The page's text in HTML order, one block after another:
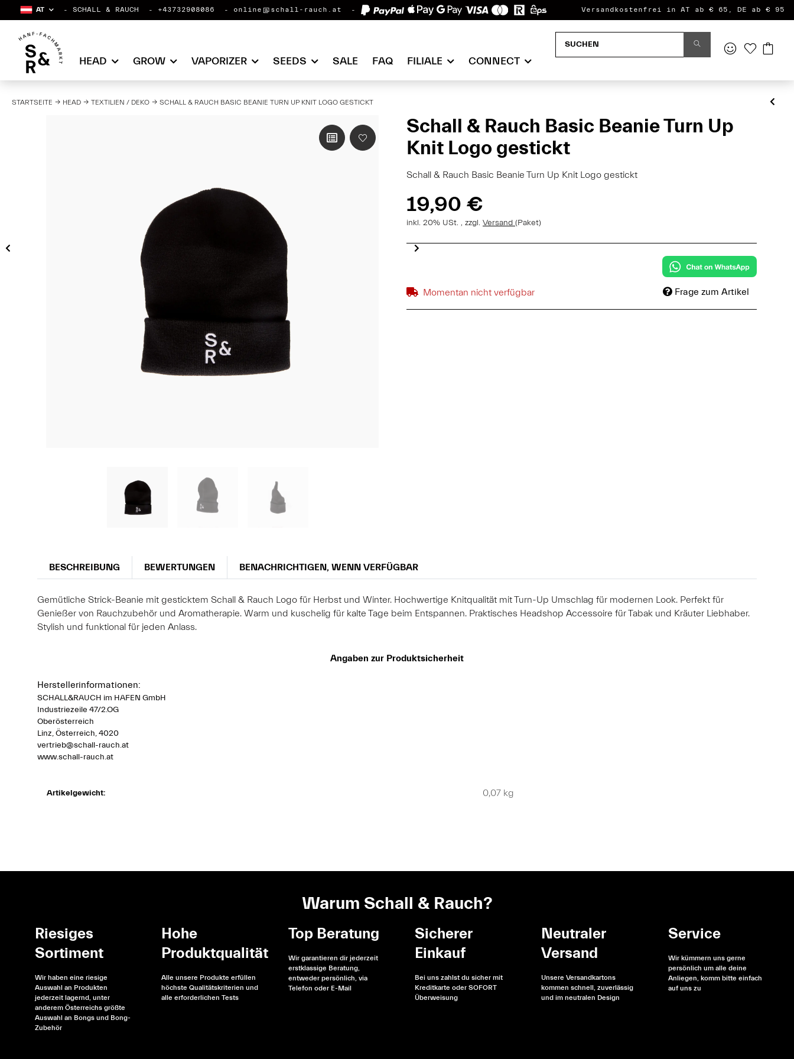
AT SCHALL & RAUCH +43732908086 online@schall-rauch.at Versandkostenfrei in AT ab € 65, DE ab € 95
HEAD GROW VAPORIZER SEEDS SALE FAQ FILIALE CONNECT
STARTSEITE HEAD TEXTILIEN / DEKO SCHALL & RAUCH BASIC BEANIE TURN UP KNIT LOGO GESTICKT
Schall & Rauch Basic Beanie Turn Up
Knit Logo gestickt
Schall & Rauch Basic Beanie Turn Up Knit Logo gestickt
19,90 €
inkl. 20% USt. , zzgl. Versand (Paket)
Momentan nicht verfügbar Frage zum Artikel
BESCHREIBUNG BEWERTUNGEN BENACHRICHTIGEN, WENN VERFÜGBAR
Gemütliche Strick-Beanie mit gesticktem Schall & Rauch Logo für Herbst und Winter. Hochwertige Knitqualität mit Turn-Up Umschlag für modernen Look. Perfekt für
Genießer von Rauchzubehör und Aromatherapie. Warm und kuschelig für kalte Tage beim Entspannen. Praktisches Headshop Accessoire für Tabak und Kräuter Liebhaber.
Stylish und funktional für jeden Anlass.
Angaben zur Produktsicherheit
Herstellerinformationen:
SCHALL&RAUCH im HAFEN GmbH
Industriezeile 47/2.OG
Oberösterreich
Linz, Österreich, 4020
vertrieb@schall-rauch.at
www.schall-rauch.at
Artikelgewicht: 0,07 kg
Warum Schall & Rauch?
Riesiges
Sortiment
Wir haben eine riesige
Auswahl an Produkten
jederzeit lagernd, unter
anderem Österreichs größte
Auswahl an Bongs und Bong-
Zubehör
Hohe
Produktqualität
Alle unsere Produkte erfüllen
höchste Qualitätskriterien und
alle erforderlichen Tests
Top Beratung
Wir garantieren dir jederzeit
erstklassige Beratung,
entweder persönlich, via
Telefon oder E-Mail
Sicherer
Einkauf
Bei uns zahlst du sicher mit
Kreditkarte oder SOFORT
Überweisung
Neutraler
Versand
Unsere Versandkartons
kommen schnell, zuverlässig
und im neutralen Design
Service
Wir kümmern uns gerne
persönlich um alle deine
Anliegen, komm bitte einfach
auf uns zu